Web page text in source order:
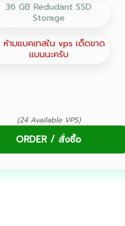
36 GB Redudant SSD
Storage
ามแบคเทสใน vps เด็ดขาด
แบนนะครับ
(24 Available VPS)
ORDER / สั่งซื้อ